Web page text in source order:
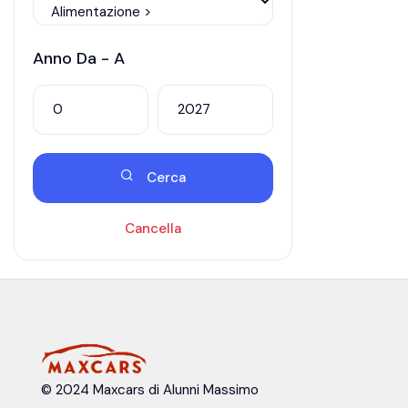
Anno Da - A
Cerca
Cancella
© 2024 Maxcars di Alunni Massimo